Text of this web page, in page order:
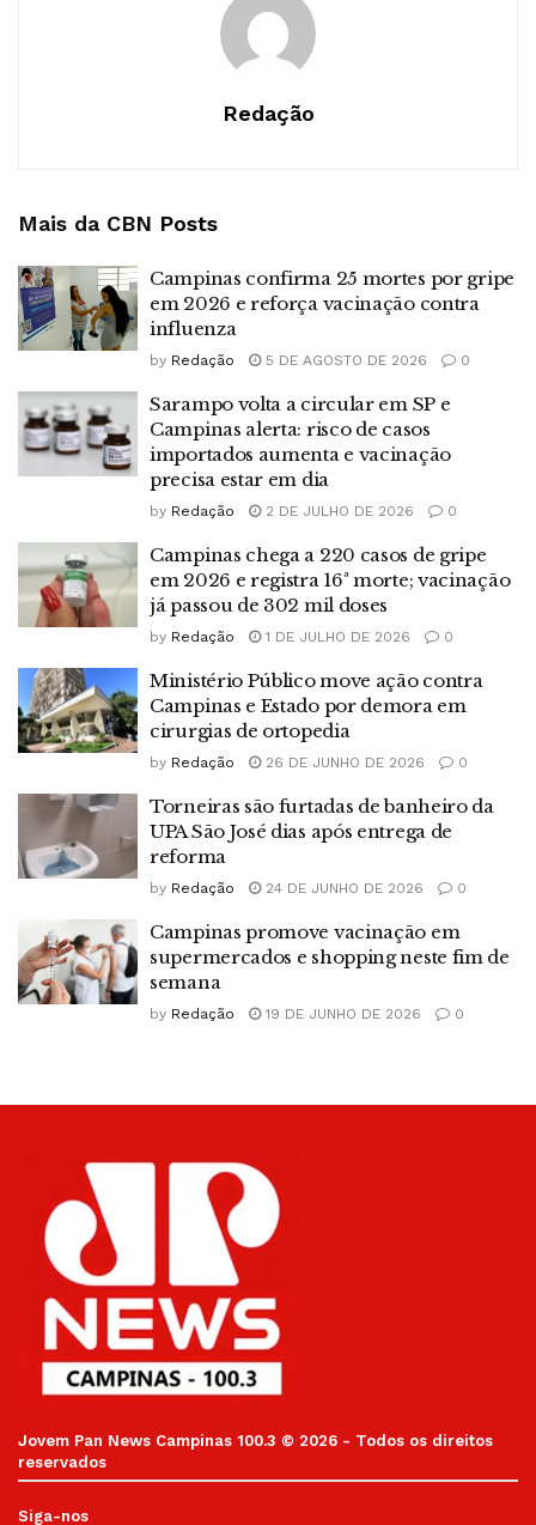
Redação
Mais da CBN Posts
Campinas confirma 25 mortes por gripe
em 2026 e reforça vacinação contra
influenza
by Redação 5 DE AGOSTO DE 2026 0
Sarampo volta a circular em SP e
Campinas alerta: risco de casos
importados aumenta e vacinação
precisa estar em dia
by Redação 2 DE JULHO DE 2026 0
Campinas chega a 220 casos de gripe
em 2026 e registra 16ª morte; vacinação
já passou de 302 mil doses
by Redação 1 DE JULHO DE 2026 0
Ministério Público move ação contra
Campinas e Estado por demora em
cirurgias de ortopedia
by Redação 26 DE JUNHO DE 2026 0
Torneiras são furtadas de banheiro da
UPA São José dias após entrega de
reforma
by Redação 24 DE JUNHO DE 2026 0
Campinas promove vacinação em
supermercados e shopping neste fim de
semana
by Redação 19 DE JUNHO DE 2026 0
Jovem Pan News Campinas 100.3 © 2026 - Todos os direitos
reservados
Siga-nos